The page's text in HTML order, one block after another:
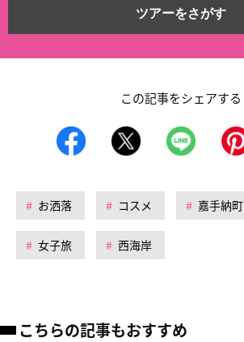
ツアーをさがす
この記事をシェアする
お洒落 コスメ 嘉手納町
女子旅 西海岸
こちらの記事もおすすめ